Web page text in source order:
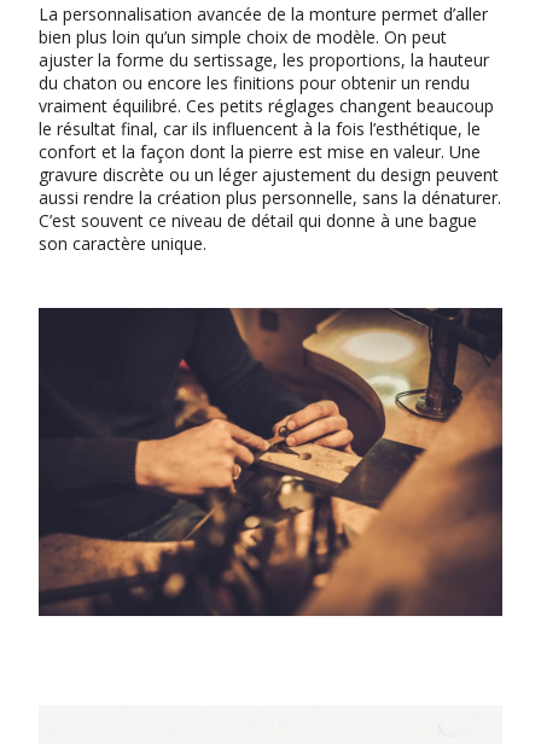
La personnalisation avancée de la monture permet d’aller
bien plus loin qu’un simple choix de modèle. On peut
ajuster la forme du sertissage, les proportions, la hauteur
du chaton ou encore les finitions pour obtenir un rendu
vraiment équilibré. Ces petits réglages changent beaucoup
le résultat final, car ils influencent à la fois l’esthétique, le
confort et la façon dont la pierre est mise en valeur. Une
gravure discrète ou un léger ajustement du design peuvent
aussi rendre la création plus personnelle, sans la dénaturer.
C’est souvent ce niveau de détail qui donne à une bague
son caractère unique.